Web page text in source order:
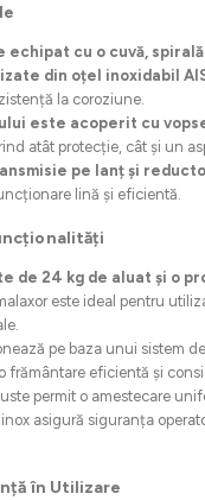
echipat cu o cuvă,
din oțel inoxidabil
la coroziune.
este acoperit cu
atât protecție, cât și un
pe lanț și
lină și eficientă.
de 24 kg de aluat și o
este ideal pentru
pe baza unui sistem
frământare eficientă și
permit o amestecare
asigură siguranța
în Utilizare